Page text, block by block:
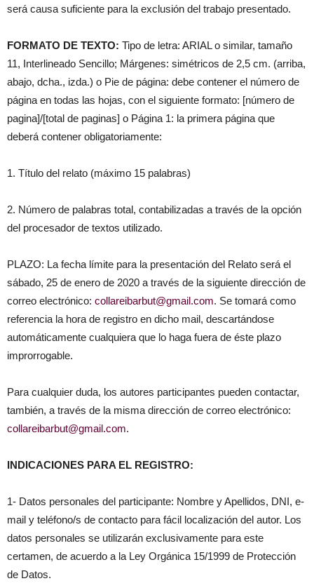
será causa suficiente para la exclusión del trabajo presentado.
FORMATO DE TEXTO: Tipo de letra: ARIAL o similar, tamaño
11, Interlineado Sencillo; Márgenes: simétricos de 2,5 cm. (arriba,
abajo, dcha., izda.) o Pie de página: debe contener el número de
página en todas las hojas, con el siguiente formato: [número de
pagina]/[total de paginas] o Página 1: la primera página que
deberá contener obligatoriamente:
1. Título del relato (máximo 15 palabras)
2. Número de palabras total, contabilizadas a través de la opción
del procesador de textos utilizado.
PLAZO: La fecha límite para la presentación del Relato será el
sábado, 25 de enero de 2020 a través de la siguiente dirección de
correo electrónico: collareibarbut@gmail.com. Se tomará como
referencia la hora de registro en dicho mail, descartándose
automáticamente cualquiera que lo haga fuera de éste plazo
improrrogable.
Para cualquier duda, los autores participantes pueden contactar,
también, a través de la misma dirección de correo electrónico:
collareibarbut@gmail.com.
INDICACIONES PARA EL REGISTRO:
1- Datos personales del participante: Nombre y Apellidos, DNI, e-
mail y teléfono/s de contacto para fácil localización del autor. Los
datos personales se utilizarán exclusivamente para este
certamen, de acuerdo a la Ley Orgánica 15/1999 de Protección
de Datos.